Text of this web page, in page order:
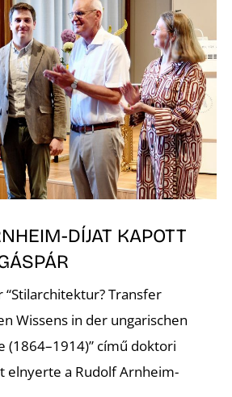
DÍJAT KAPOTT
“Stilarchitektur? Transfer
Wissens in der ungarischen
(1864–1914)” című doktori
elnyerte a Rudolf Arnheim-